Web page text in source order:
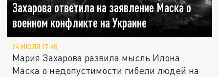
Захарова ответила на заявление Маска о
военном конфликте на Украине
24 ИЮЛЯ 17:48
Мария Захарова развила мысль Илона
Маска о недопустимости гибели людей на